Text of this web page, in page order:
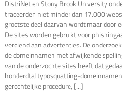
DistriNet en Stony Brook University
traceerden niet minder dan 17.000
grootste deel daarvan wordt maar door
De sites worden gebruikt voor
verdiend aan advertenties. De
de domeinnamen met afwijkende
van de onderzochte sites heeft dat
honderdtal typosquatting-
gerechtelijke procedure, [...]